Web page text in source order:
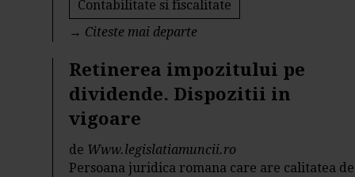
Contabilitate si fiscalitate
→ Citeste mai departe
Retinerea impozitului pe
dividende. Dispozitii in
vigoare
de Www.legislatiamuncii.ro
Persoana juridica romana care are calitatea de